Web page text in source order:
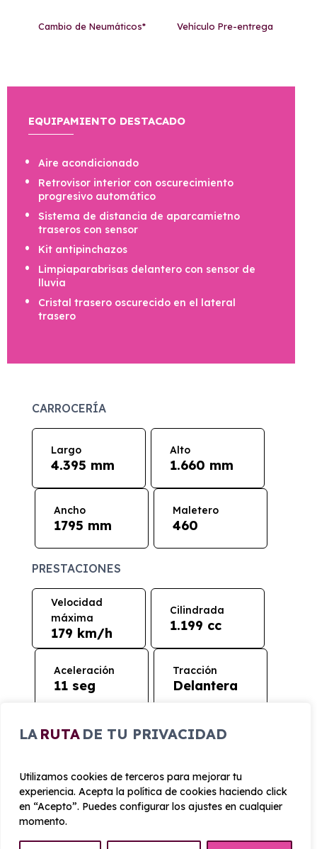
LA RUTA DE TU PRIVACIDAD
Utilizamos cookies de terceros para mejorar tu
experiencia. Acepta la política de cookies haciendo click
en “Acepto”. Puedes configurar los ajustes en cualquier
momento.
Cambio de Neumáticos* Vehículo Pre-entrega
EQUIPAMIENTO DESTACADO
Aire acondicionado
Retrovisor interior con oscurecimiento
progresivo automático
Sistema de distancia de aparcamietno
traseros con sensor
Kit antipinchazos
Limpiaparabrisas delantero con sensor de
lluvia
Cristal trasero oscurecido en el lateral
trasero
CARROCERÍA
Largo
4.395 mm
Alto
1.660 mm
Ancho
1795 mm
Maletero
460
PRESTACIONES
Velocidad
máxima
179 km/h
Cilindrada
1.199 cc
Aceleración
11 seg
Tracción
Delantera
CONSUMO Y EMISIONES
Emisiones
128 g/km
REGALOS